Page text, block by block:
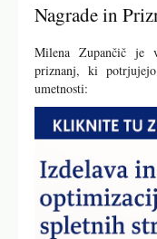
Nagrade in
Milena Zupančič je
priznanj, ki
umetnosti: